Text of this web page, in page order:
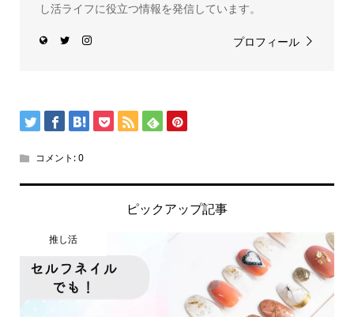
し活ライフに役立つ情報を発信しています。
プロフィール
コメント:0
ピックアップ記事
推し活